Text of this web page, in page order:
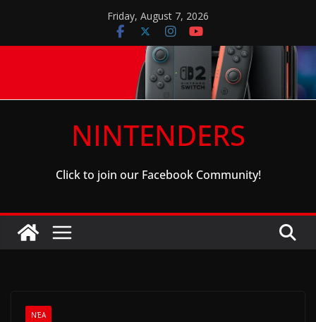
content
Friday, August 7, 2026
NINTENDERS
Click to join our Facebook Community!
ΝΈΑ